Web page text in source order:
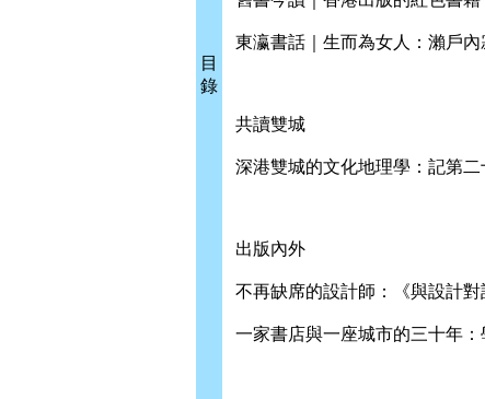
目
錄
東瀛書話｜生而為女人：瀨戶
共讀雙城
深港雙城的文化地理學：記第
出版內外
不再缺席的設計師：《與設計
一家書店與一座城市的三十年